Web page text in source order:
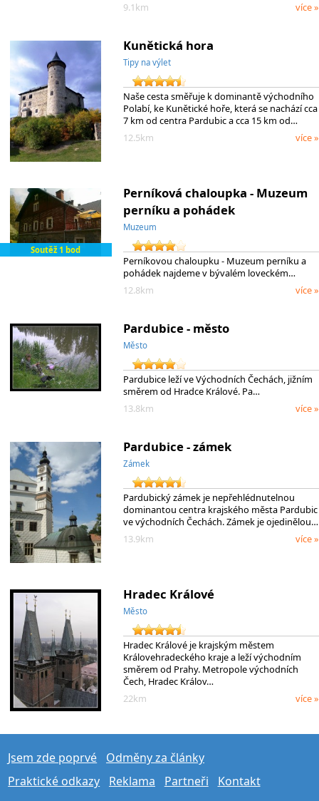
9.1km
více »
Kunětická hora
Tipy na výlet
Naše cesta směřuje k dominantě východního
Polabí, ke Kunětické hoře, která se nachází cca
7 km od centra Pardubic a cca 15 km od…
12.5km
více »
Soutěž 1 bod
Perníková chaloupka - Muzeum
perníku a pohádek
Muzeum
Perníkovou chaloupku - Muzeum perníku a
pohádek najdeme v bývalém loveckém…
12.8km
více »
Pardubice - město
Město
Pardubice leží ve Východních Čechách, jižním
směrem od Hradce Králové. Pa…
13.8km
více »
Pardubice - zámek
Zámek
Pardubický zámek je nepřehlédnutelnou
dominantou centra krajského města Pardubic
ve východních Čechách. Zámek je ojedinělou…
13.9km
více »
Hradec Králové
Město
Hradec Králové je krajským městem
Královehradeckého kraje a leží východním
směrem od Prahy. Metropole východních
Čech, Hradec Králov…
22km
více »
Jsem zde poprvé
Odměny za články
Praktické odkazy
Reklama Partneři Kontakt